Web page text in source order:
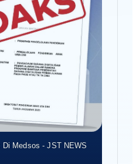
Medsos - JST NEWS